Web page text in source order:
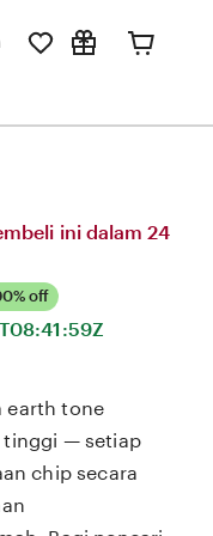
ini dalam 24
off
earth tone
tinggi — setiap
chip secara